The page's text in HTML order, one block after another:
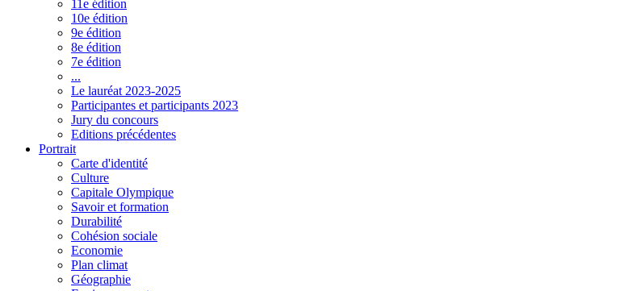
11e édition
10e édition
9e édition
8e édition
7e édition
...
Le lauréat 2023-2025
Participantes et participants 2023
Jury du concours
Editions précédentes
Portrait
Carte d'identité
Culture
Capitale Olympique
Savoir et formation
Durabilité
Cohésion sociale
Economie
Plan climat
Géographie